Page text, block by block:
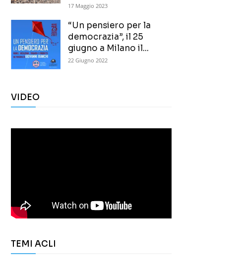
17 Maggio 2023
“Un pensiero per la
democrazia”, il 25
giugno a Milano il...
22 Giugno 2022
VIDEO
TEMI ACLI